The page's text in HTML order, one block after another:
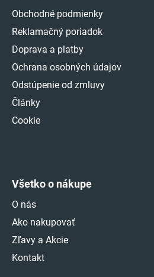
Obchodné podmienky
Reklamačný poriadok
Doprava a platby
Ochrana osobných údajov
Odstúpenie od zmluvy
Články
Cookie
Všetko o nákupe
O nás
Ako nakupovať
Zľavy a Akcie
Kontakt